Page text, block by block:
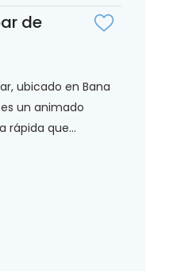
de
ubicado en Bana
un animado
rápida que...